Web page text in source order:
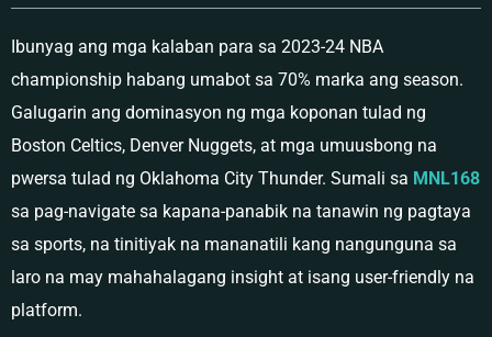
Ibunyag ang mga kalaban para sa 2023-24 NBA
championship habang umabot sa 70% marka ang season.
Galugarin ang dominasyon ng mga koponan tulad ng
Boston Celtics, Denver Nuggets, at mga umuusbong na
pwersa tulad ng Oklahoma City Thunder. Sumali sa MNL168
sa pag-navigate sa kapana-panabik na tanawin ng pagtaya
sa sports, na tinitiyak na mananatili kang nangunguna sa
laro na may mahahalagang insight at isang user-friendly na
platform.